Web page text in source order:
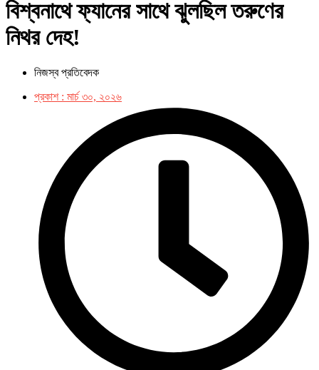
বিশ্বনাথে ফ্যানের সাথে ঝুলছিল তরুণের
নিথর দেহ!
নিজস্ব প্রতিবেদক
প্রকাশ : মার্চ ৩০, ২০২৬